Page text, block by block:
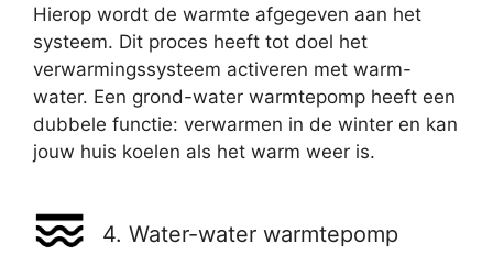
Hierop wordt de warmte afgegeven aan het
systeem. Dit proces heeft tot doel het
verwarmingssysteem activeren met warm-
water. Een grond-water warmtepomp heeft een
dubbele functie: verwarmen in de winter en kan
jouw huis koelen als het warm weer is.
4. Water-water warmtepomp